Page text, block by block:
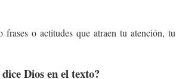
frases o actitudes que atraen tu atención, tu
Dios en el texto?